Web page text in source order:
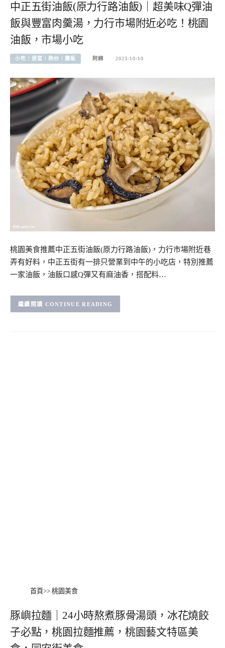
中正五街油飯(原力行路油飯)｜超美味Q彈油
飯與豐富肉羹湯，力行市場附近必吃！桃園
油飯，市場小吃
小吃︱便當︱熱炒︱攤販 阿綿 2023-10-10
桃園美食推薦中正五街油飯(原力行路油飯)，力行市場附近巷
弄有好料，中正五街有一排只營業到中午的小吃店，特別推薦
一家油飯，油飯口感Q彈又有麻油香，搭配料…
CONTINUE READING
首頁>> 桃園美食
豚嶼拉麵｜24小時熬煮豚骨湯頭，冰花燒餃
子必點，桃園拉麵推薦，桃園藝文特區美